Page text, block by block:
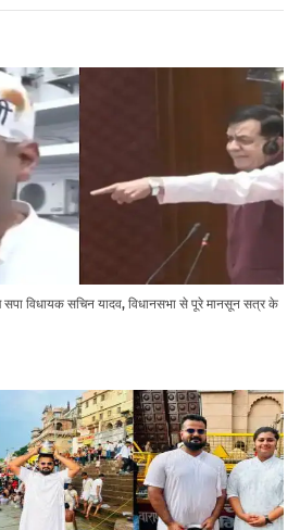
विधायक सचिन यादव, विधानसभा से पूरे मानसून सत्र के